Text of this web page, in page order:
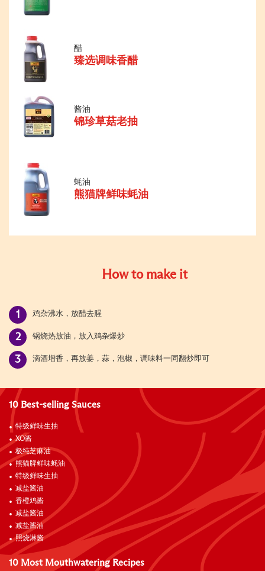
醋
臻选调味香醋
酱油
锦珍草菇老抽
蚝油
熊猫牌鲜味蚝油
How to make it
鸡杂沸水，放醋去腥
锅烧热放油，放入鸡杂爆炒
滴酒增香，再放姜，蒜，泡椒，调味料一同翻炒即可
10 Best-selling Sauces
特级鲜味生抽
XO酱
极纯芝麻油
熊猫牌鲜味蚝油
特级鲜味生抽
减盐酱油
香橙鸡酱
减盐酱油
减盐酱油
照烧淋酱
10 Most Mouthwatering Recipes